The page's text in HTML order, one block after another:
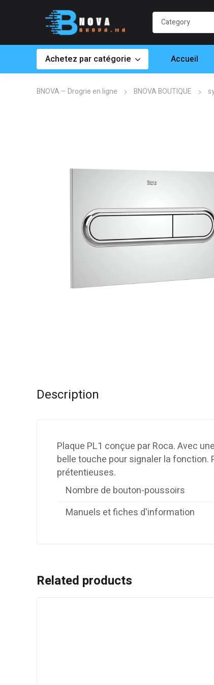
Achetez par catégorie Accueil
BNOVA – Drogrie en ligne BNOVA BOUTIQUE
Description
Plaque PL1 conçue par Roca. Avec
belle touche pour signaler la
prétentieuses.
Nombre de bouton-poussoirs
Manuels et fiches d'information
Related products